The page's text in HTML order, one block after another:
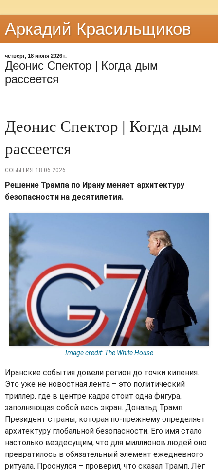
Аркадий Красильщиков
четверг, 18 июня 2026 г.
Деонис Спектор | Когда дым
рассеется
Деонис Спектор | Когда дым
рассеется
СОБЫТИЯ 18.06.2026
Решение Трампа по Ирану меняет архитектуру
безопасности на десятилетия.
Image credit: The White House
Иранские события довели регион до точки кипения.
Это уже не новостная лента – это политический
триллер, где в центре кадра стоит одна фигура,
заполняющая собой весь экран. Дональд Трамп.
Президент страны, которая по‑прежнему определяет
архитектуру глобальной безопасности. Его имя стало
настолько вездесущим, что для миллионов людей оно
превратилось в обязательный элемент ежедневного
ритуала. Проснулся – проверил, что сказал Трамп. Лёг